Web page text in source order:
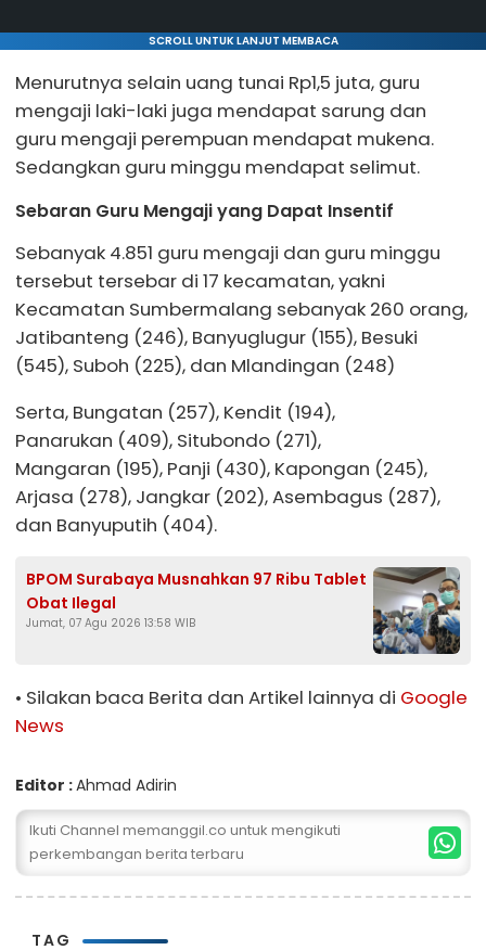
SCROLL UNTUK LANJUT MEMBACA
Menurutnya selain uang tunai Rp1,5 juta, guru
mengaji laki-laki juga mendapat sarung dan
guru mengaji perempuan mendapat mukena.
Sedangkan guru minggu mendapat selimut.
Sebaran Guru Mengaji yang Dapat Insentif
Sebanyak 4.851 guru mengaji dan guru minggu
tersebut tersebar di 17 kecamatan, yakni
Kecamatan Sumbermalang sebanyak 260 orang,
Jatibanteng (246), Banyuglugur (155), Besuki
(545), Suboh (225), dan Mlandingan (248)
Serta, Bungatan (257), Kendit (194),
Panarukan (409), Situbondo (271),
Mangaran (195), Panji (430), Kapongan (245),
Arjasa (278), Jangkar (202), Asembagus (287),
dan Banyuputih (404).
BPOM Surabaya Musnahkan 97 Ribu Tablet
Obat Ilegal
Jumat, 07 Agu 2026 13:58 WIB
• Silakan baca Berita dan Artikel lainnya di Google
News
Editor :Ahmad Adirin
Ikuti Channel memanggil.co untuk mengikuti
perkembangan berita terbaru
TAG